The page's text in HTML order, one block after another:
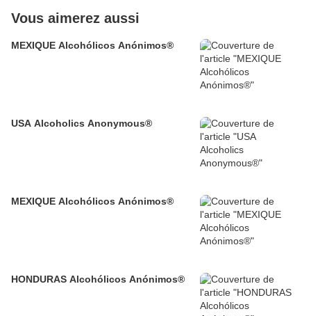
Vous aimerez aussi
MEXIQUE Alcohólicos Anónimos®
USA Alcoholics Anonymous®
MEXIQUE Alcohólicos Anónimos®
HONDURAS Alcohólicos Anónimos®